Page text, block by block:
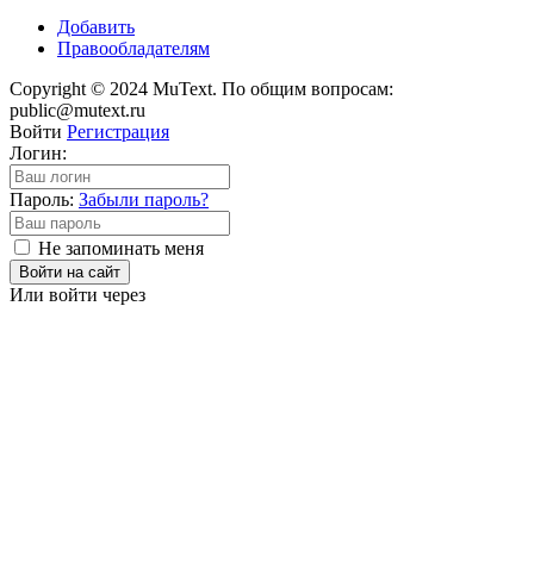
Добавить
Правообладателям
Copyright © 2024 MuText. По общим вопросам:
public@mutext.ru
Войти Регистрация
Логин:
Пароль: Забыли пароль?
Не запоминать меня
Войти на сайт
Или войти через